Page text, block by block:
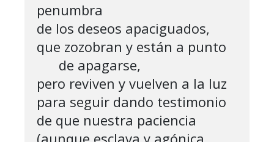
penumbra
de los deseos apaciguados,
que zozobran y están a punto
pero reviven y vuelven a la luz
para seguir dando testimonio
de que nuestra paciencia
(aunque esclava y agónica